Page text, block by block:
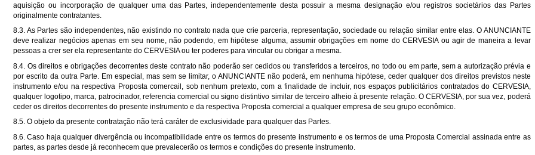
aquisição ou incorporação de qualquer uma das Partes, independentemente desta possuir a mesma designação e/ou registros societários das Partes
originalmente contratantes.
8.3. As Partes são independentes, não existindo no contrato nada que crie parceria, representação, sociedade ou relação similar entre elas. O ANUNCIANTE
deve realizar negócios apenas em seu nome, não podendo, em hipótese alguma, assumir obrigações em nome do CERVESIA ou agir de maneira a levar
pessoas a crer ser ela representante do CERVESIA ou ter poderes para vincular ou obrigar a mesma.
8.4. Os direitos e obrigações decorrentes deste contrato não poderão ser cedidos ou transferidos a terceiros, no todo ou em parte, sem a autorização prévia e
por escrito da outra Parte. Em especial, mas sem se limitar, o ANUNCIANTE não poderá, em nenhuma hipótese, ceder qualquer dos direitos previstos neste
instrumento e/ou na respectiva Proposta comercail, sob nenhum pretexto, com a finalidade de incluir, nos espaços publicitários contratados do CERVESIA,
qualquer logotipo, marca, patrocinador, referencia comercial ou signo distintivo similar de terceiro alheio à presente relação. O CERVESIA, por sua vez, poderá
ceder os direitos decorrentes do presente instrumento e da respectiva Proposta comercial a qualquer empresa de seu grupo econômico.
8.5. O objeto da presente contratação não terá caráter de exclusividade para qualquer das Partes.
8.6. Caso haja qualquer divergência ou incompatibilidade entre os termos do presente instrumento e os termos de uma Proposta Comercial assinada entre as
partes, as partes desde já reconhecem que prevalecerão os termos e condições do presente instrumento.